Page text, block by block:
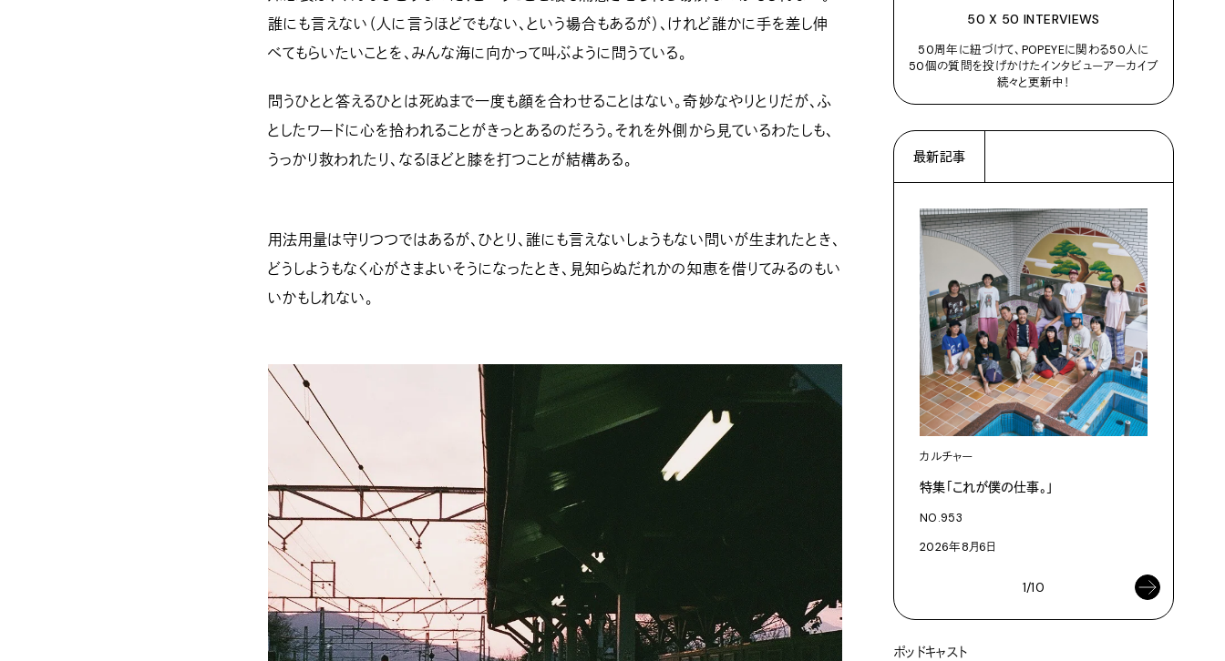
誰にも言えない（人に言うほどでもない、という場合もあるが）、けれど誰かに手を差し伸
べてもらいたいことを、みんな海に向かって叫ぶように問うている。
問うひとと答えるひとは死ぬまで一度も顔を合わせることはない。奇妙なやりとりだが、ふ
としたワードに心を拾われることがきっとあるのだろう。それを外側から見ているわたしも、
うっかり救われたり、なるほどと膝を打つことが結構ある。
用法用量は守りつつではあるが、ひとり、誰にも言えないしょうもない問いが生まれたとき、
どうしようもなく心がさまよいそうになったとき、見知らぬだれかの知恵を借りてみるのもい
いかもしれない。
50 X 50 INTERVIEWS
50周年に紐づけて、POPEYEに関わる50人に
50個の質問を投げかけたインタビューアーカイブ
続々と更新中！
最新記事
カルチャー
特集「これが僕の仕事。」
NO.953
2026年8月6日
1/10
ポッドキャスト